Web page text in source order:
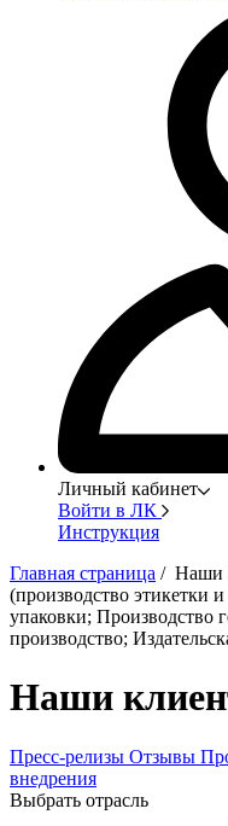
Личный кабинет
Войти в ЛК
Инструкция
Главная страница / Наши
(производство этикетки
упаковки; Производство
производство;
Наши
Пресс-релизы Отзывы
внедрения
Выбрать отрасль